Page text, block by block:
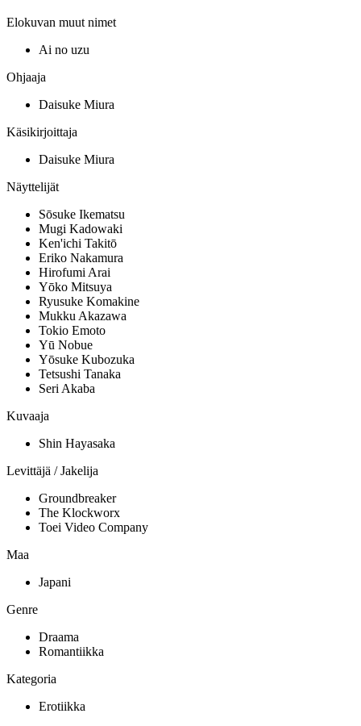
Elokuvan muut nimet
Ai no uzu
Ohjaaja
Daisuke Miura
Käsikirjoittaja
Daisuke Miura
Näyttelijät
Sōsuke Ikematsu
Mugi Kadowaki
Ken'ichi Takitō
Eriko Nakamura
Hirofumi Arai
Yōko Mitsuya
Ryusuke Komakine
Mukku Akazawa
Tokio Emoto
Yū Nobue
Yōsuke Kubozuka
Tetsushi Tanaka
Seri Akaba
Kuvaaja
Shin Hayasaka
Levittäjä / Jakelija
Groundbreaker
The Klockworx
Toei Video Company
Maa
Japani
Genre
Draama
Romantiikka
Kategoria
Erotiikka